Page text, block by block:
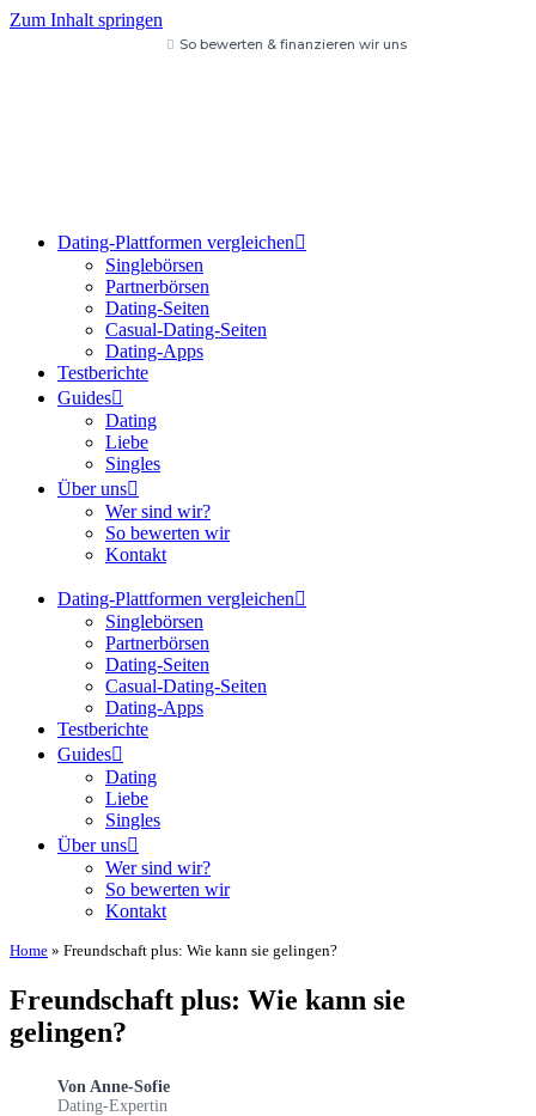
Zum Inhalt springen
So bewerten & finanzieren wir uns
Dating-Plattformen vergleichen
Singlebörsen
Partnerbörsen
Dating-Seiten
Casual-Dating-Seiten
Dating-Apps
Testberichte
Guides
Dating
Liebe
Singles
Über uns
Wer sind wir?
So bewerten wir
Kontakt
Dating-Plattformen vergleichen
Singlebörsen
Partnerbörsen
Dating-Seiten
Casual-Dating-Seiten
Dating-Apps
Testberichte
Guides
Dating
Liebe
Singles
Über uns
Wer sind wir?
So bewerten wir
Kontakt
Home » Freundschaft plus: Wie kann sie gelingen?
Freundschaft plus: Wie kann sie
gelingen?
Von Anne-Sofie
Dating-Expertin